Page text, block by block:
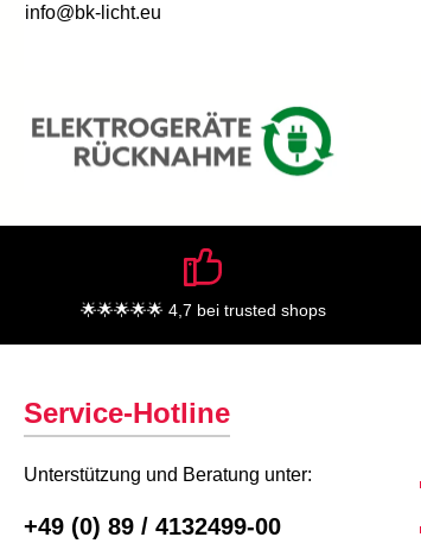
info@bk-licht.eu
🌟🌟🌟🌟🌟 4,7 bei trusted shops
Service-Hotline
Unterstützung und Beratung unter:
+49 (0) 89 / 4132499-00